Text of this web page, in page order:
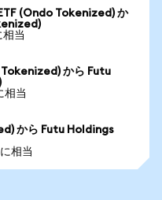
(Ondo Tokenized) か
相当
から Futu
相当
から Futu Holdings
相当